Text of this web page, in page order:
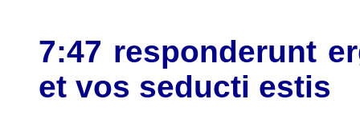
7:47 responderunt
et vos seducti estis